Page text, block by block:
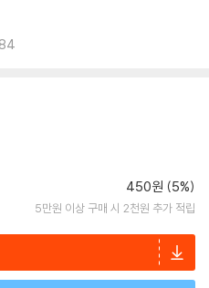
84
450원 (5%)
5만원 이상 구매 시 2천원 추가 적립